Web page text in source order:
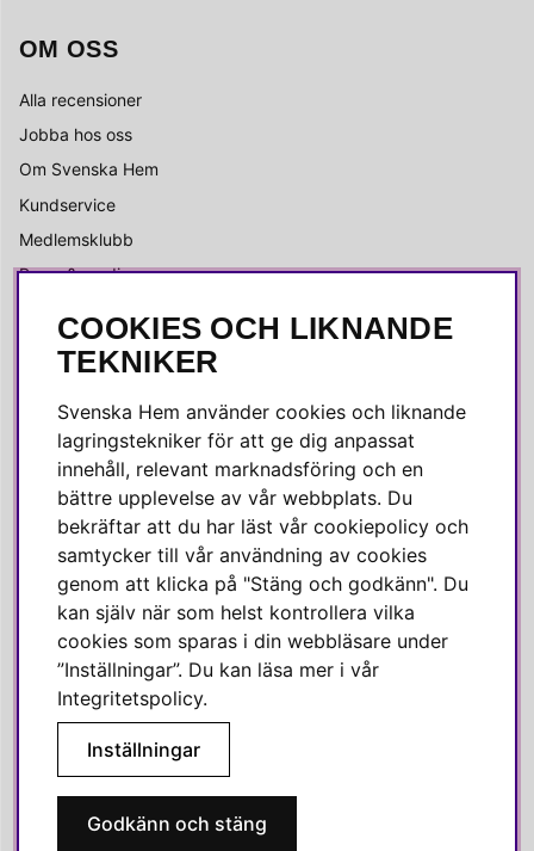
OM OSS
Alla recensioner
Jobba hos oss
Om Svenska Hem
Kundservice
Medlemsklubb
Press & media
SOCIALA MEDIER
Instagram
Linkedin
Pinterest
SVENSKA HEM
Varmt välkommen till Svenska Hem!
Vi värdesätter våra kunder högt och finns här för att hjälpa dig
om du har några frågor eller vill ha inspiration.
010-35 00 610
E-post: e-handel@svenskahem.se
Våra butiker
COOKIES OCH LIKNANDE
TEKNIKER
Svenska Hem använder cookies och liknande
lagringstekniker för att ge dig anpassat
innehåll, relevant marknadsföring och en
bättre upplevelse av vår webbplats. Du
bekräftar att du har läst vår cookiepolicy och
samtycker till vår användning av cookies
genom att klicka på "Stäng och godkänn". Du
kan själv när som helst kontrollera vilka
cookies som sparas i din webbläsare under
”Inställningar”. Du kan läsa mer i vår
Integritetspolicy.
Inställningar
Godkänn och stäng